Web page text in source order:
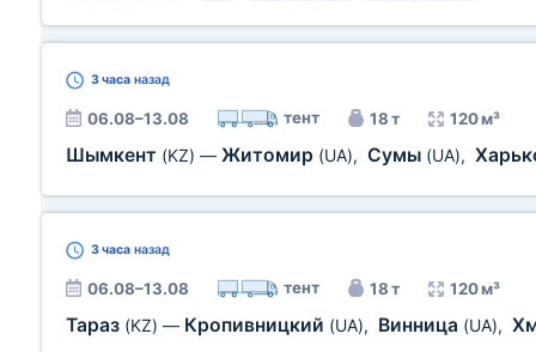
3 часа назад
06.08–13.08 тент 18 т 120 м³
Шымкент (KZ) — Житомир (UA), Сумы (UA),
3 часа назад
06.08–13.08 тент 18 т 120 м³
Тараз (KZ) — Кропивницкий (UA), Винница (UA),